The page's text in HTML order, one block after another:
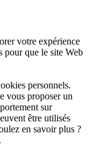
votre expérience
pour que le site Web
personnels.
vous proposer un
sur
être utilisés
en savoir plus ?
.